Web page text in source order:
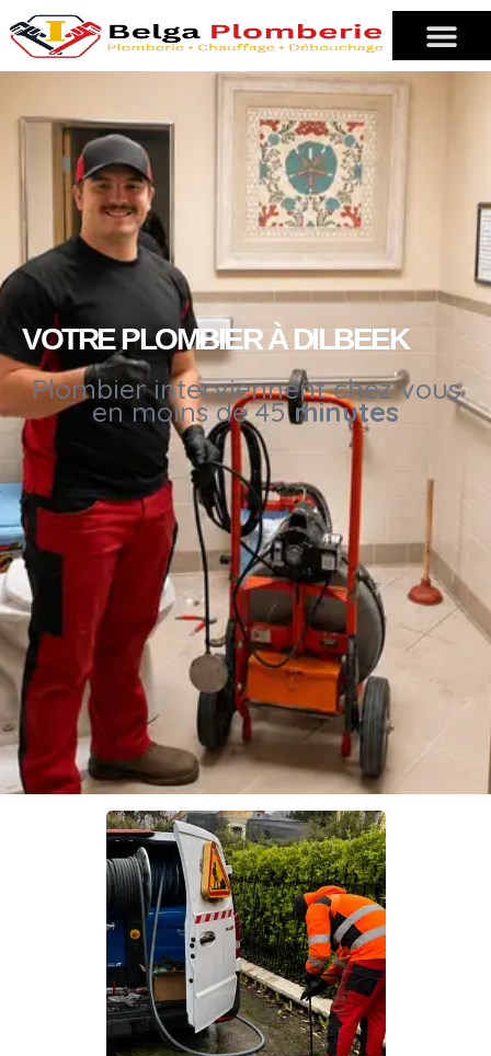
VOTRE PLOMBIER À DILBEEK
Plombier interviennent chez vous
en moins de 45minutes